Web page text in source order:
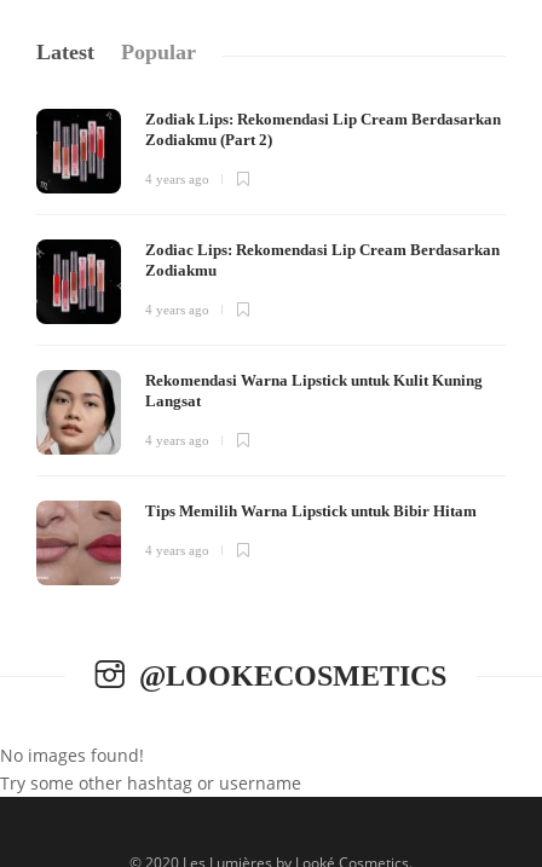
Latest Popular
Zodiak Lips: Rekomendasi Lip Cream Berdasarkan
Zodiakmu (Part 2)
4 years ago
Zodiac Lips: Rekomendasi Lip Cream Berdasarkan
Zodiakmu
4 years ago
Rekomendasi Warna Lipstick untuk Kulit Kuning
Langsat
4 years ago
Tips Memilih Warna Lipstick untuk Bibir Hitam
4 years ago
@LOOKECOSMETICS
No images found!
Try some other hashtag or username
© 2020 Les Lumières by Looké Cosmetics.